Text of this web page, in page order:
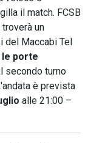
il match. FCSB
un
del Maccabi Tel
le porte
secondo turno
è prevista
alle 21:00 –